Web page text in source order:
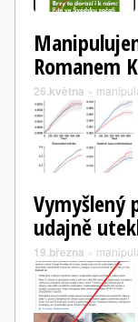
Romanem
26.května »
Vymyšlený
udajně
19.března »